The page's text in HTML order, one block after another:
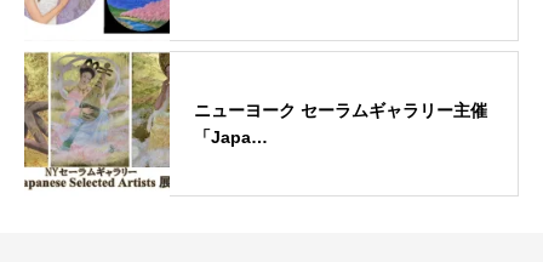
ニューヨーク セーラムギャラリー主催
「Japa…